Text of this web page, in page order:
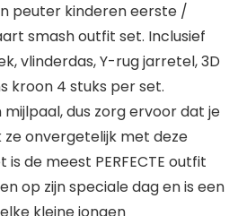
peuter kinderen eerste /
smash outfit set. Inclusief
vlinderdas, Y-rug jarretel, 3D
kroon 4 stuks per set.
dus zorg ervoor dat je
ze onvergetelijk met deze
de meest PERFECTE outfit
op zijn speciale dag en is een